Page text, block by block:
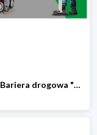
Jamara Bariera drogowa "Grand" w kolorze biało-czerwonym rozmiar: onesize